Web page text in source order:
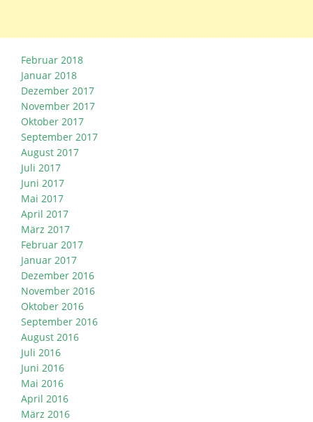
Februar 2018
Januar 2018
Dezember 2017
November 2017
Oktober 2017
September 2017
August 2017
Juli 2017
Juni 2017
Mai 2017
April 2017
März 2017
Februar 2017
Januar 2017
Dezember 2016
November 2016
Oktober 2016
September 2016
August 2016
Juli 2016
Juni 2016
Mai 2016
April 2016
März 2016